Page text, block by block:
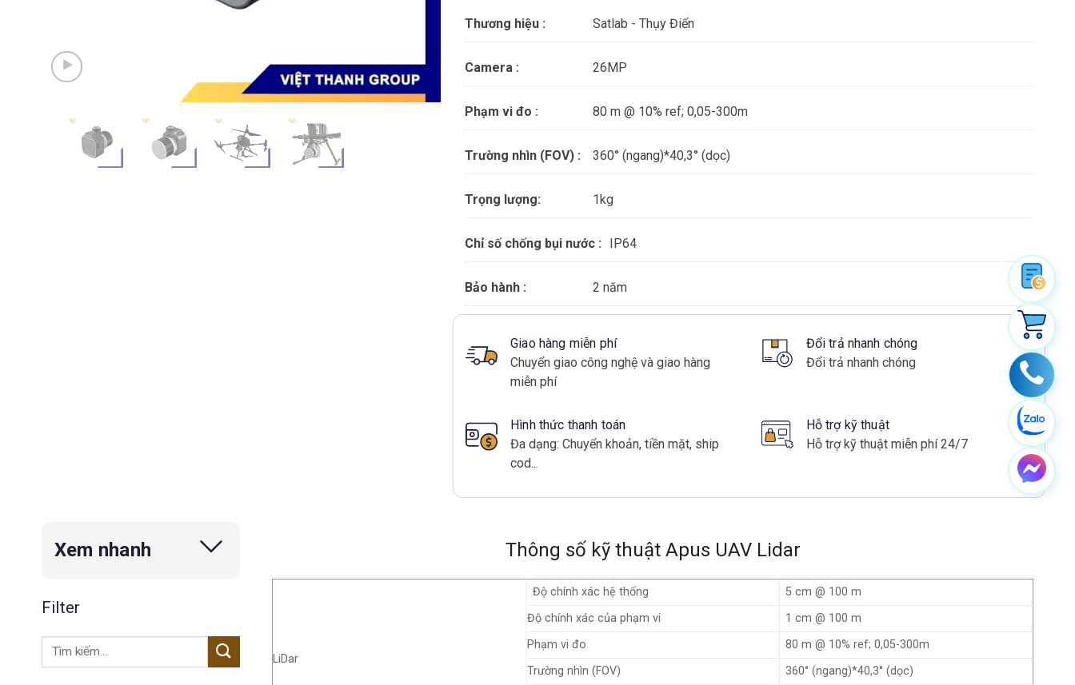
Thương hiệu : Satlab - Thụy Điển
Camera : 26MP
Phạm vi đo : 80 m @ 10% ref; 0,05-300m
Trường nhìn (FOV) : 360° (ngang)*40,3° (dọc)
Trọng lượng: 1kg
Chỉ số chống bụi nước : IP64
Bảo hành : 2 năm
Giao hàng miễn phí
Chuyển giao công nghệ và giao hàng
miễn phí
Đổi trả nhanh chóng
Đổi trả nhanh chóng
Hình thức thanh toán
Đa dạng: Chuyển khoản, tiền mặt, ship
cod...
Hỗ trợ kỹ thuật
Hỗ trợ kỹ thuật miễn phí 24/7
Xem nhanh
Filter
Tìm
Thông số kỹ thuật Apus UAV Lidar
LiDar
Độ chính xác hệ thống
5 cm @ 100 m
Độ chính xác của phạm vi
1 cm @ 100 m
Phạm vi đo
80 m @ 10% ref; 0,05-300m
Trường nhìn (FOV)
360° (ngang)*40,3° (dọc)